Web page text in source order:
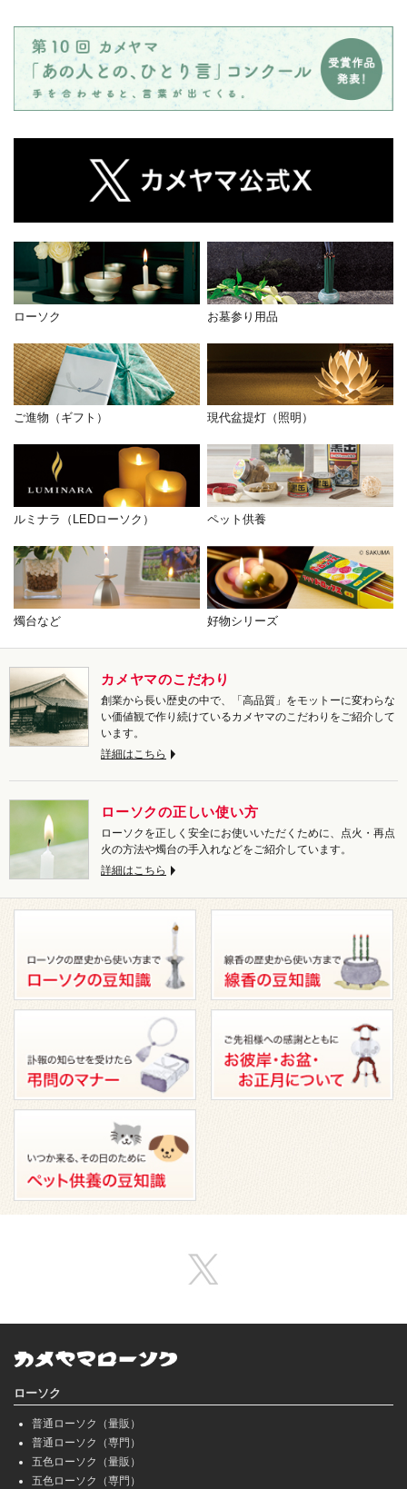
ローソク お墓参り用品
ご進物（ギフト） 現代盆提灯（照明）
ルミナラ（LEDローソク） ペット供養
燭台など 好物シリーズ
カメヤマのこだわり
創業から長い歴史の中で、「高品質」をモットーに変わらな
い価値観で作り続けているカメヤマのこだわりをご紹介して
います。
詳細はこちら
ローソクの正しい使い方
ローソクを正しく安全にお使いいただくために、点火・再点
火の方法や燭台の手入れなどをご紹介しています。
詳細はこちら
ローソク
普通ローソク（量販）
普通ローソク（専門）
五色ローソク（量販）
五色ローソク（専門）